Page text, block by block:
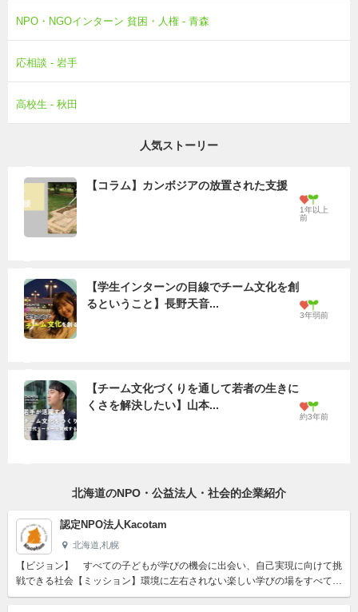
NPO・NGOインターン 貧困・人権 - 青森
応相談 - 岩手
高校生 - 秋田
人気ストーリー
【コラム】カンボジアの放置された支援
1年以上
前
【学生インターンの目線でチーム文化を創
るということ】長野天音...
3年弱前
【チーム文化づくりを通して若者の生きに
くさを解決したい】山本...
約3年前
北海道のNPO・公益法人・社会的企業紹介
認定NPO法人Kacotam
北海道,札幌
【ビジョン】 すべての子どもが学びの機会に出会い、自己実現に向けて挑
戦できる社会【ミッション】環境に左右されない楽しい学びの場をすべての
子ども･若者へ